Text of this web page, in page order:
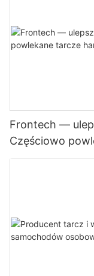
Frontech —
Częściowo
FNH30204